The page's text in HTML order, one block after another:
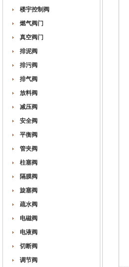
楼宇控制阀
燃气阀门
真空阀门
排泥阀
排污阀
排气阀
放料阀
减压阀
安全阀
平衡阀
管夹阀
柱塞阀
隔膜阀
旋塞阀
疏水阀
电磁阀
电液阀
切断阀
调节阀